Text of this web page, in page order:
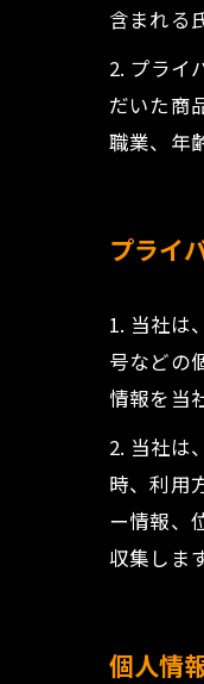
含まれる
2. プライ
だいた商
職業、年
プライ
1. 当社は
号などの
情報を当
2. 当社は
時、利用
ー情報、
収集します
個人情